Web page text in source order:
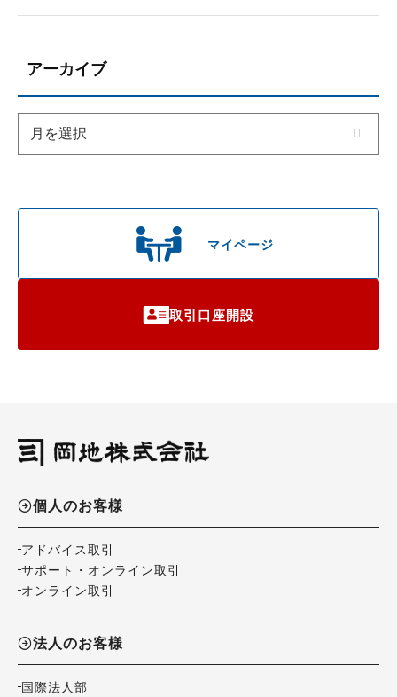
マイページ
取引口座開設
アーカイブ
個人のお客様
アドバイス取引
サポート・オンライン取引
オンライン取引
法人のお客様
国際法人部